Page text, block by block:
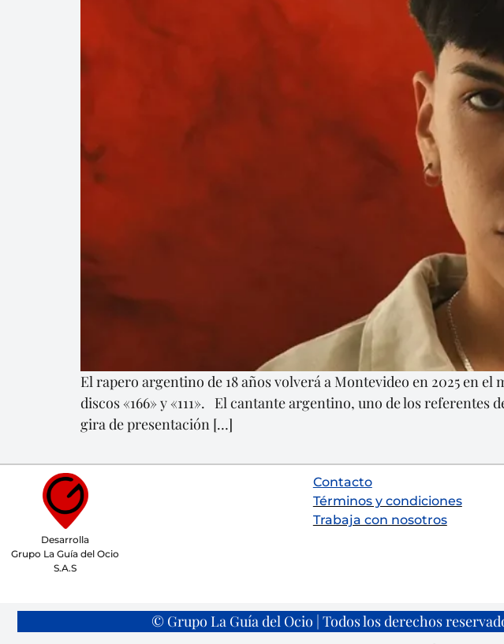
El rapero argentino de 18 años volverá a Montevideo en 2025 en
discos «166» y «111». El cantante argentino, uno de los referentes
gira de presentación […]
Desarrolla
Grupo La Guía del Ocio
S.A.S
Contacto
Términos y condiciones
Trabaja con nosotros
© Grupo La Guía del Ocio | Todos los derechos